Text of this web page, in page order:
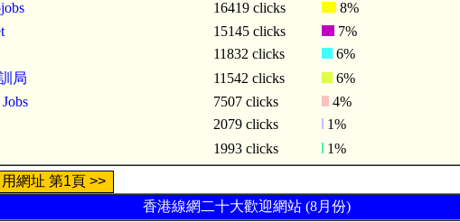
16419 clicks
8%
15145 clicks
7%
11832 clicks
6%
局 11542 clicks
6%
7507 clicks
4%
2079 clicks
1%
1993 clicks 1%
網址 第1頁 >>
香港線網二十大歡迎網站 (8月份)